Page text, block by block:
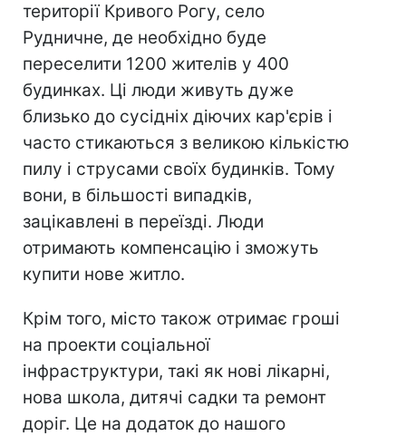
території Кривого Рогу, село
Рудничне, де необхідно буде
переселити 1200 жителів у 400
будинках. Ці люди живуть дуже
близько до сусідніх діючих кар'єрів і
часто стикаються з великою кількістю
пилу і струсами своїх будинків. Тому
вони, в більшості випадків,
зацікавлені в переїзді. Люди
отримають компенсацію і зможуть
купити нове житло.
Крім того, місто також отримає гроші
на проекти соціальної
інфраструктури, такі як нові лікарні,
нова школа, дитячі садки та ремонт
доріг. Це на додаток до нашого